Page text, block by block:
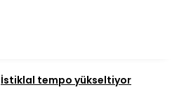
İstiklal tempo yükseltiyor